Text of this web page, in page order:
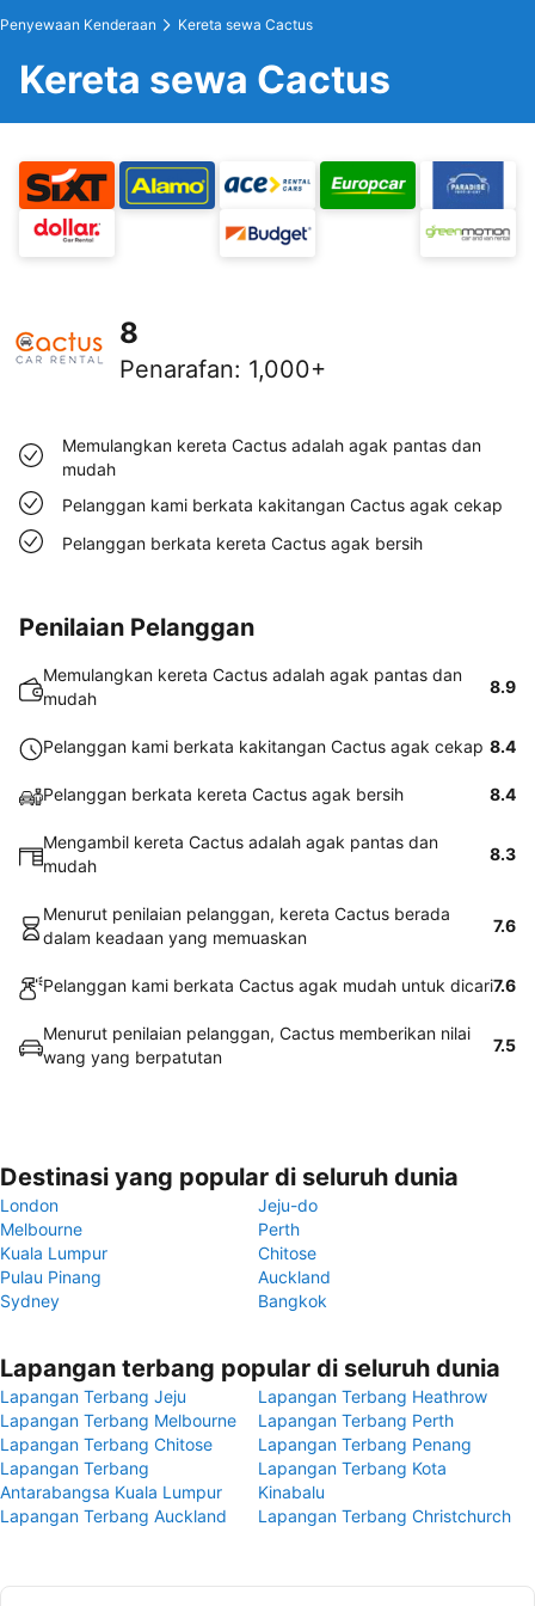
Penyewaan Kenderaan Kereta sewa Cactus
Kereta sewa Cactus
8
Penarafan: 1,000+
Memulangkan kereta Cactus adalah agak pantas dan
mudah
Pelanggan kami berkata kakitangan Cactus agak cekap
Pelanggan berkata kereta Cactus agak bersih
Penilaian Pelanggan
Memulangkan kereta Cactus adalah agak pantas dan
mudah
8.9
Pelanggan kami berkata kakitangan Cactus agak cekap 8.4
Pelanggan berkata kereta Cactus agak bersih 8.4
Mengambil kereta Cactus adalah agak pantas dan
mudah
8.3
Menurut penilaian pelanggan, kereta Cactus berada
dalam keadaan yang memuaskan
7.6
Pelanggan kami berkata Cactus agak mudah untuk dicari7.6
Menurut penilaian pelanggan, Cactus memberikan nilai
wang yang berpatutan
7.5
Destinasi yang popular di seluruh dunia
London
Jeju-do
Melbourne
Perth
Kuala Lumpur
Chitose
Pulau Pinang
Auckland
Sydney
Bangkok
Lapangan terbang popular di seluruh dunia
Lapangan Terbang Jeju
Lapangan Terbang Heathrow
Lapangan Terbang Melbourne
Lapangan Terbang Perth
Lapangan Terbang Chitose
Lapangan Terbang Penang
Lapangan Terbang
Antarabangsa Kuala Lumpur
Lapangan Terbang Kota
Kinabalu
Lapangan Terbang Auckland
Lapangan Terbang Christchurch